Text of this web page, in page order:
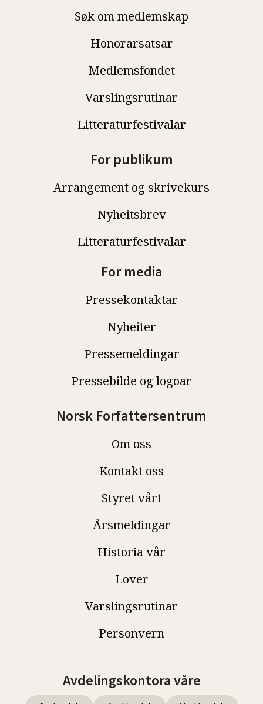
Søk om medlemskap
Honorarsatsar
Medlemsfondet
Varslingsrutinar
Litteraturfestivalar
For publikum
Arrangement og skrivekurs
Nyheitsbrev
Litteraturfestivalar
For media
Pressekontaktar
Nyheiter
Pressemeldingar
Pressebilde og logoar
Norsk Forfattersentrum
Om oss
Kontakt oss
Styret vårt
Årsmeldingar
Historia vår
Lover
Varslingsrutinar
Personvern
Avdelingskontora våre